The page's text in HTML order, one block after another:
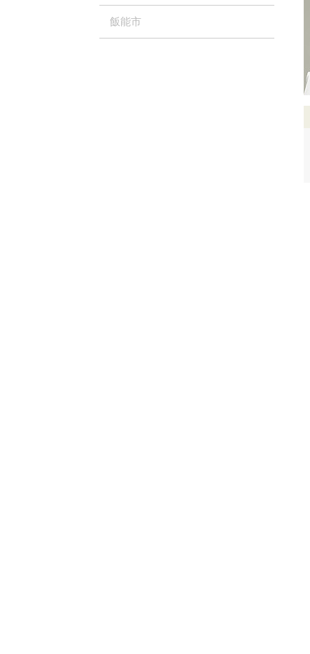
飯能市